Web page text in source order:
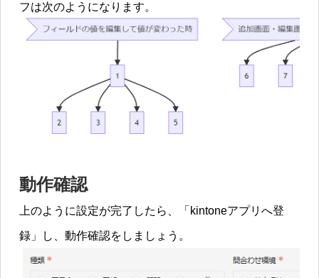
フは次のようになります。
動作確認
上のように設定が完了したら、「kintoneアプリへ登
録」し、動作確認をしましょう。